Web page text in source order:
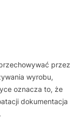
przez
wyrobu,
oznacza to, że
dokumentacja